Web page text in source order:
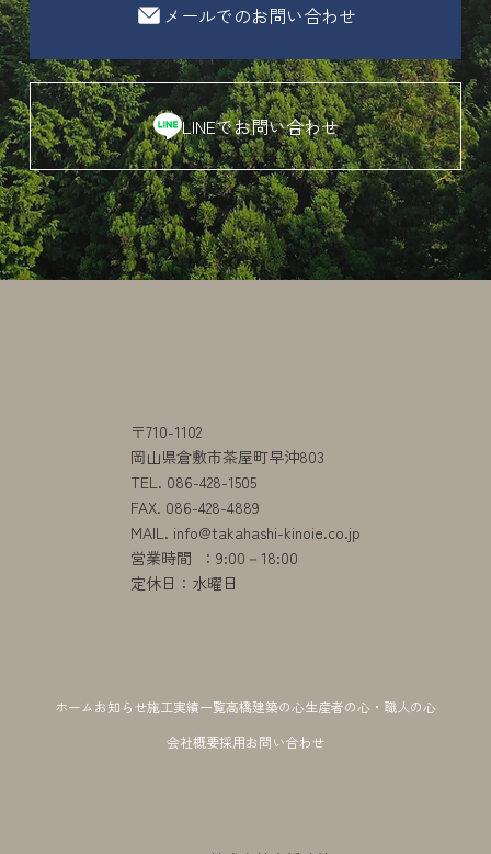
メールでのお問い合わせ
LINEでお問い合わせ
〒710-1102
岡山県倉敷市茶屋町早沖803
TEL. 086-428-1505
FAX. 086-428-4889
MAIL. info@takahashi-kinoie.co.jp
営業時間 ：9:00－18:00
定休日： ​水曜日
ホームお知らせ施工実績一覧高橋建築の心生産者の心・職人の心
会社概要採用お問い合わせ